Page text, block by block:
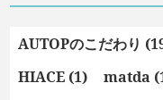
AUTOPのこだわり
HIACE (1)
matda